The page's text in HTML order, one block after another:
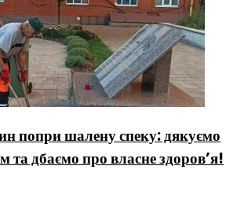
попри шалену спеку: дякуємо
дбаємо про власне здоров’я!